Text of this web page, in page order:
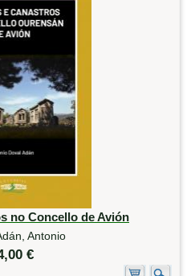
no Concello de Avión
Antonio
€